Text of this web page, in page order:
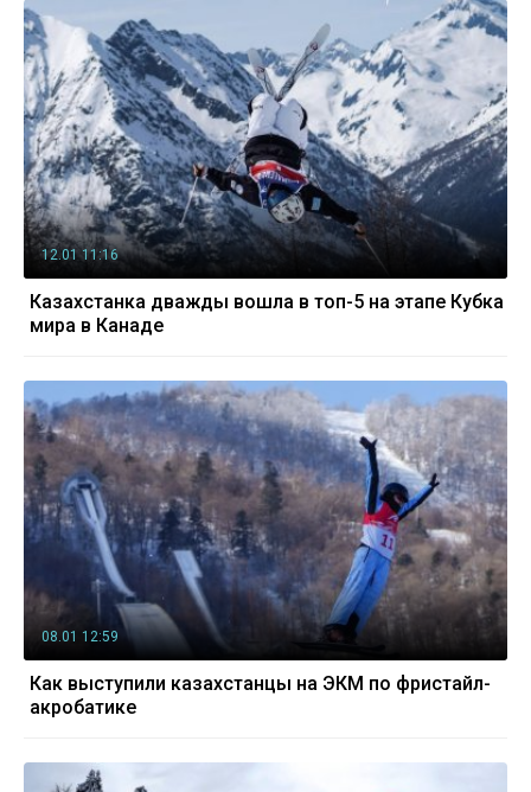
12.01 11:16
Казахстанка дважды вошла в топ-5 на этапе Кубка
мира в Канаде
08.01 12:59
Как выступили казахстанцы на ЭКМ по фристайл-
акробатике